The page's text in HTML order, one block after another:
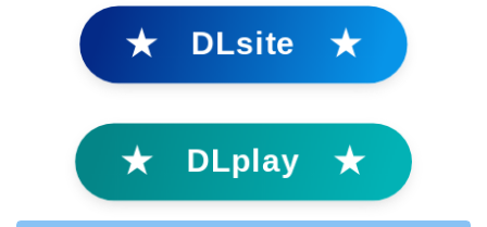
★ DLsite ★
★ DLplay ★